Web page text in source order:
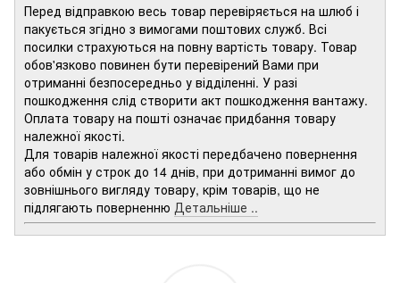
Перед відправкою весь товар перевіряється на шлюб і
пакується згідно з вимогами поштових служб. Всі
посилки страхуються на повну вартість товару. Товар
обов'язково повинен бути перевірений Вами при
отриманні безпосередньо у відділенні. У разі
пошкодження слід створити акт пошкодження вантажу.
Оплата товару на пошті означає придбання товару
належної якості.
Для товарів належної якості передбачено повернення
або обмін у строк до 14 днів, при дотриманні вимог до
зовнішнього вигляду товару, крім товарів, що не
підлягають поверненню Детальніше ..